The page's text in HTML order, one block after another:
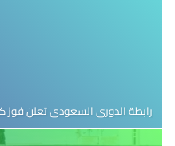
رابطة الدوري السعودي تعلن فوز